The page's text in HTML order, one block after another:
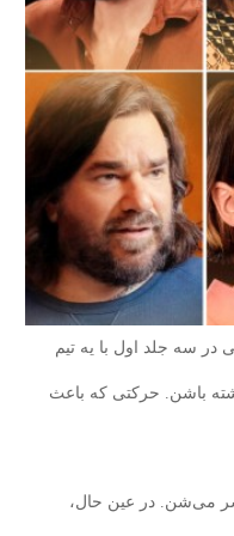
سه جلد اول با یه تیم
باشن. حرکتی که باعث
می‌شن. در عین حال،